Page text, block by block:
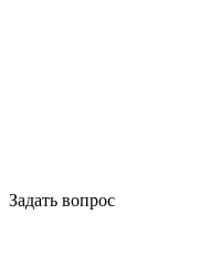
Задать вопрос